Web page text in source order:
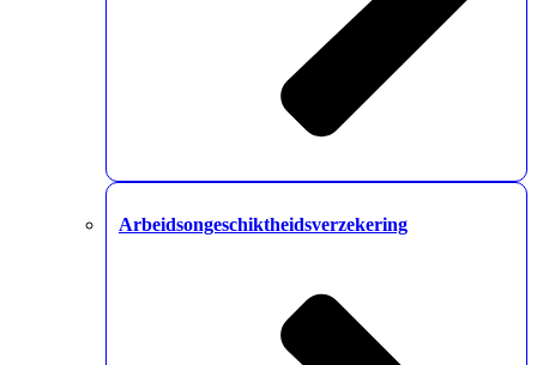
Arbeidsongeschiktheidsverzekering